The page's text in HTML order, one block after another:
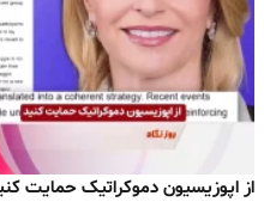
‌از اپوزیسیون دموکراتیک حمایت